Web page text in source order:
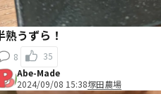
熟うずら！
8
35
Abe-Made
2024/09/08 15:38塚田農場